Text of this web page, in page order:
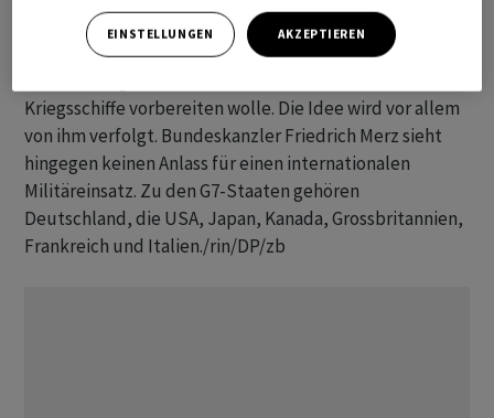
Präsident Emmanuel Macron vor Tagen davon
gesprochen, dass die Staatengruppe eine Mission zur
Kriegsschiffe vorbereiten wolle. Die Idee wird vor allem
von ihm verfolgt. Bundeskanzler Friedrich Merz sieht
hingegen keinen Anlass für einen internationalen
Militäreinsatz. Zu den G7-Staaten gehören
Deutschland, die USA, Japan, Kanada, Grossbritannien,
Frankreich und Italien./rin/DP/zb
EINSTELLUNGEN AKZEPTIEREN